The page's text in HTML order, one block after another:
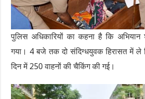
पुलिस अधिकारियों का कहना है कि
गया। 4 बजे तक दो संदिग्धयुवक हिरासत में
दिन में 250 वाहनों की चैकिंग की गई।